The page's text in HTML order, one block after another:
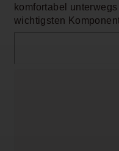
komfortabel
wichtigsten